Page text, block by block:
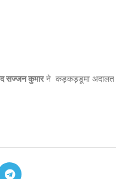
सज्जन कुमारने कड़कड़डूमा अदालत में